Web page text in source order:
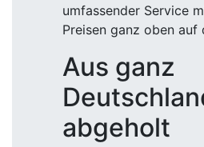
umfassender Service
Preisen ganz oben auf
Aus ganz
abgeholt